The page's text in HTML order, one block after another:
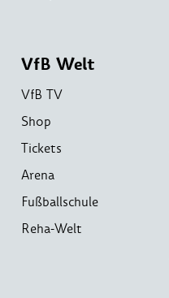
VfB Welt
VfB TV
Shop
Tickets
Arena
Fußballschule
Reha-Welt